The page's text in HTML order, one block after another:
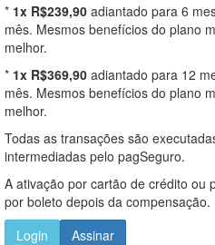
* 1x R$239,90 adiantado para 6
mês. Mesmos benefícios do plano
melhor.
* 1x R$369,90 adiantado para 12
mês. Mesmos benefícios do plano
melhor.
Todas as transações são
intermediadas pelo pagSeguro.
A ativação por cartão de crédito ou
por boleto depois da compensação.
Login
Assinar